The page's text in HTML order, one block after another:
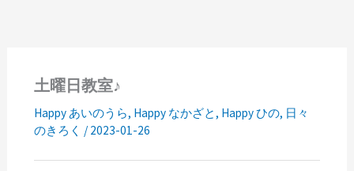
土曜日教室♪
Happy あいのうら, Happy なかざと, Happy ひの, 日々
のきろく / 2023-01-26